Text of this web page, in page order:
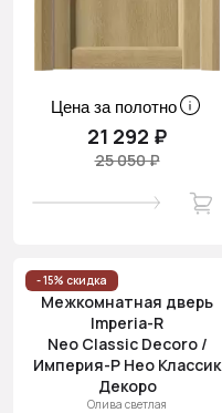
Цена за полотно
21 292 ₽
25 050 ₽
- 15% скидка
Межкомнатная дверь
Imperia-R
Neo Classic Decoro /
Империя-Р Нео Классик
Декоро
Олива светлая